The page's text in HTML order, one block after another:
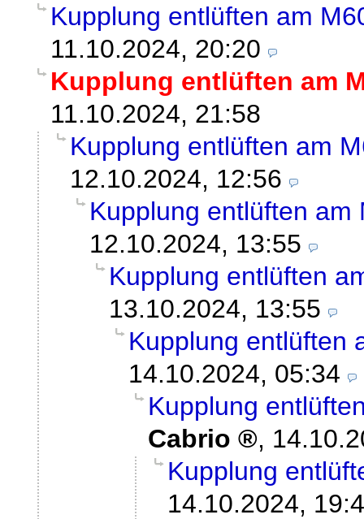
Kupplung entlüften am
11.10.2024, 20:20
Kupplung entlüften am
11.10.2024, 21:58
Kupplung entlüften am
12.10.2024, 12:56
Kupplung entlüften am
12.10.2024, 13:55
Kupplung entlüften
13.10.2024, 13:55
Kupplung entlüften
14.10.2024, 05:34
Kupplung
Cabrio
,
Kupplung
14.10.2024,